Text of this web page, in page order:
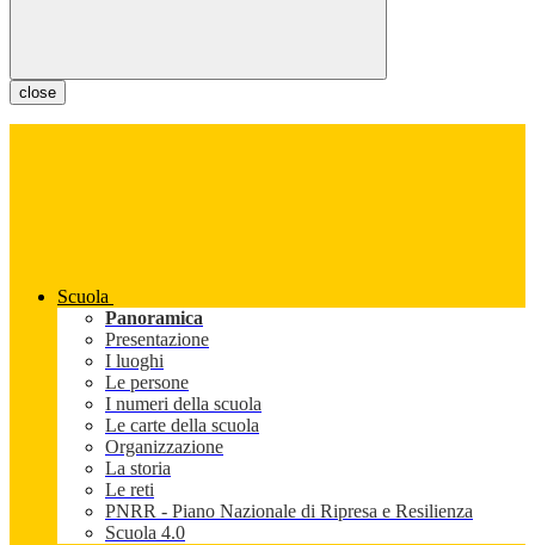
close
Scuola
Panoramica
Presentazione
I luoghi
Le persone
I numeri della scuola
Le carte della scuola
Organizzazione
La storia
Le reti
PNRR - Piano Nazionale di Ripresa e Resilienza
Scuola 4.0